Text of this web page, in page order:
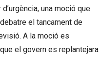
una moció que
el tancament de
A la moció es
el govern es replantejara